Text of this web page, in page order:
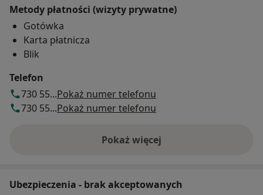
Metody płatności (wizyty prywatne)
Gotówka
Karta płatnicza
Blik
Telefon
730 55...Pokaż numer telefonu
730 55...Pokaż numer telefonu
Pokaż więcej
o adresie
Ubezpieczenia - brak akceptowanych